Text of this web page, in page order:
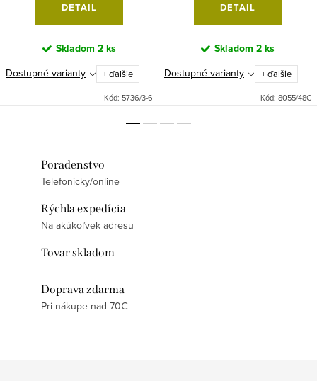
DETAIL
Skladom 2 ks
Dostupné varianty + ďalšie
Kód: 5736/3-6
DETAIL
Skladom 2 ks
Dostupné varianty + ďalšie
Kód: 8055/48C
Poradenstvo
Telefonicky/online
Rýchla expedícia
Na akúkoľvek adresu
Tovar skladom
Doprava zdarma
Pri nákupe nad 70€